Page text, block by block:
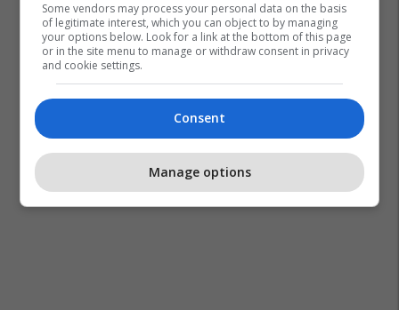
Some vendors may process your personal data on the basis
of legitimate interest, which you can object to by managing
your options below. Look for a link at the bottom of this page
or in the site menu to manage or withdraw consent in privacy
and cookie settings.
Consent
Manage options